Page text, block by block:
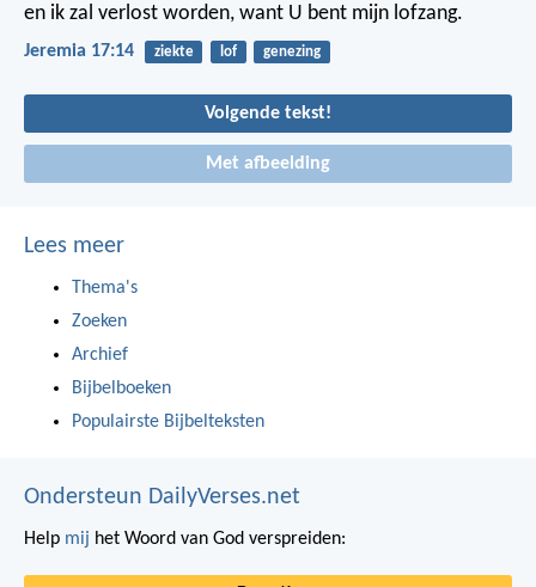
en ik zal verlost worden, want U bent mijn lofzang.
Jeremia 17:14 ziekte lof genezing
Volgende tekst!
Met afbeelding
Lees meer
Thema's
Zoeken
Archief
Bijbelboeken
Populairste Bijbelteksten
Ondersteun DailyVerses.net
Help mij het Woord van God verspreiden: